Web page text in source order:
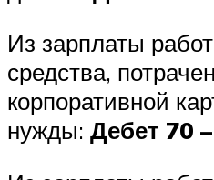
Из зарплаты
средства,
корпоративной
нужды: Дебет 70